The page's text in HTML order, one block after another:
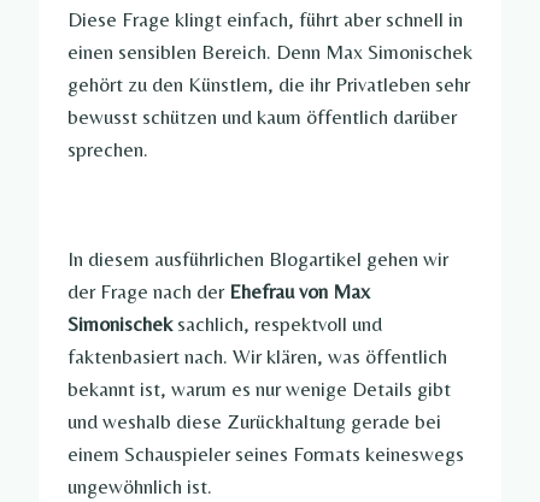
Diese Frage klingt einfach, führt aber schnell in
einen sensiblen Bereich. Denn Max Simonischek
gehört zu den Künstlern, die ihr Privatleben sehr
bewusst schützen und kaum öffentlich darüber
sprechen.
In diesem ausführlichen Blogartikel gehen wir
der Frage nach der Ehefrau von Max
Simonischeksachlich, respektvoll und
faktenbasiert nach. Wir klären, was öffentlich
bekannt ist, warum es nur wenige Details gibt
und weshalb diese Zurückhaltung gerade bei
einem Schauspieler seines Formats keineswegs
ungewöhnlich ist.